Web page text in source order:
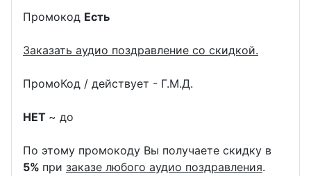
Промокод Есть
Заказать аудио поздравление со скидкой.
ПромоКод / действует - Г.М.Д.
НЕТ ~ до
По этому промокоду Вы получаете скидку в
5% при заказе любого аудио поздравления.